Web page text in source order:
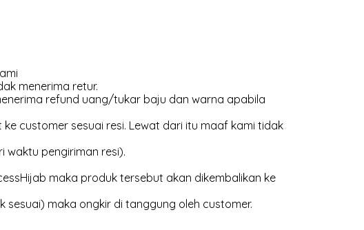
menerima retur.
refund uang/tukar baju dan warna apabila
customer sesuai resi. Lewat dari itu maaf kami tidak
waktu pengiriman resi).
maka produk tersebut akan dikembalikan ke
maka ongkir di tanggung oleh customer.